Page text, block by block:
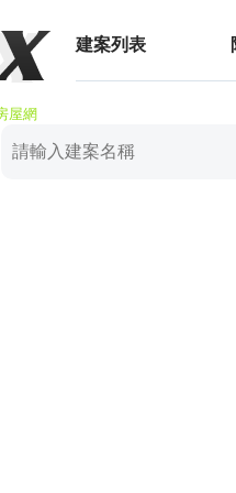
屋網
建案列表